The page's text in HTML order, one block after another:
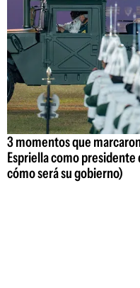
3 momentos que
Espriella como
cómo será su gobierno)